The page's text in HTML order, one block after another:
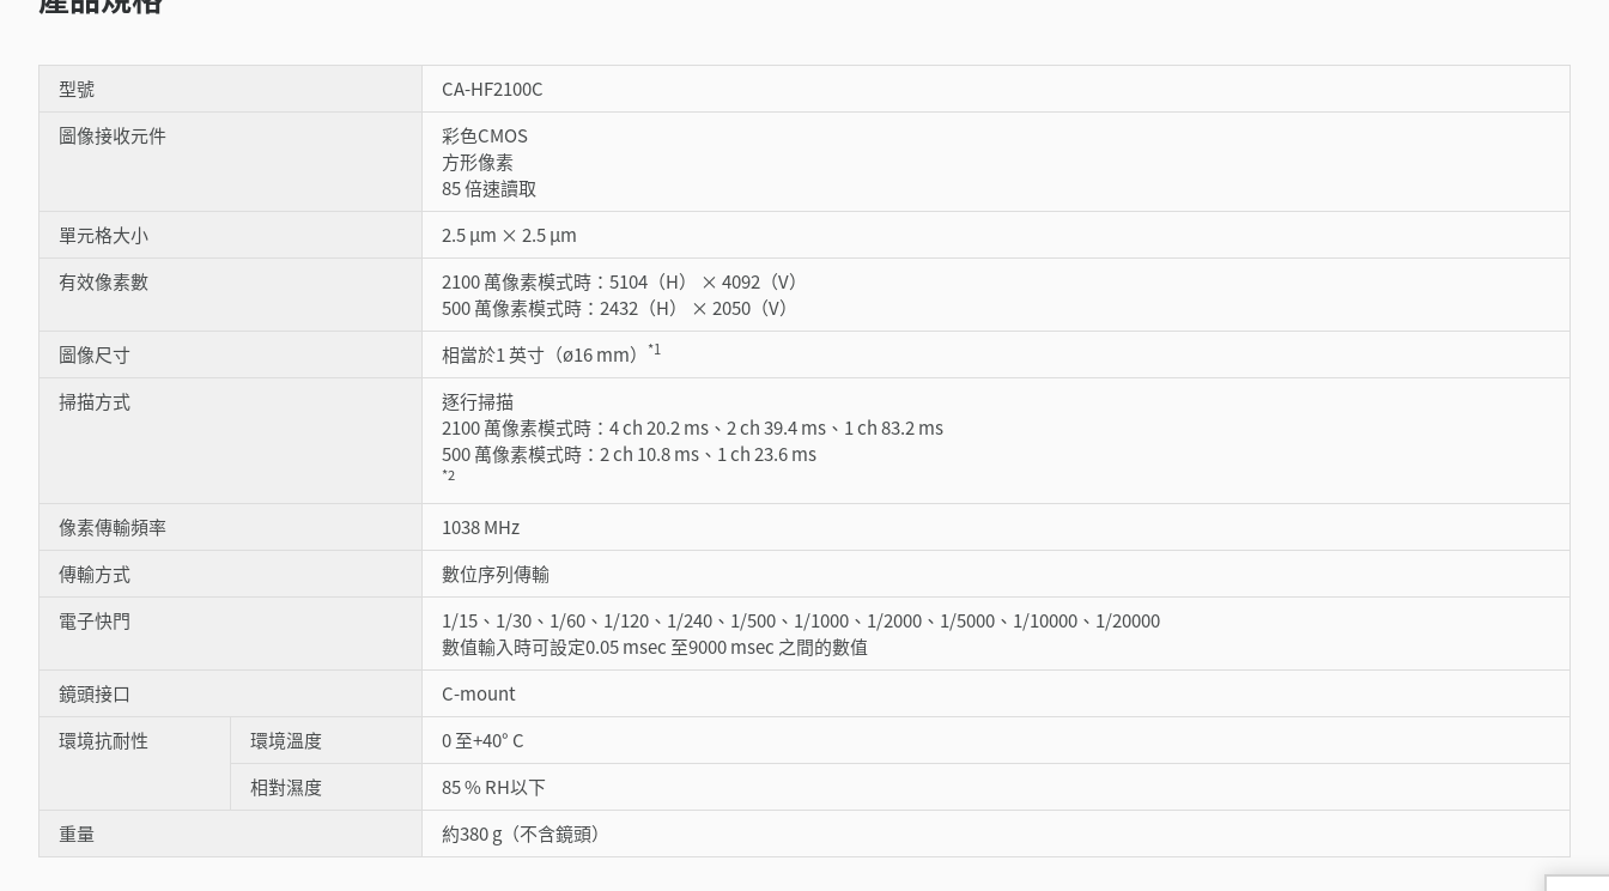
型號
CA-HF2100C
圖像接收元件
彩色CMOS
方形像素
85 倍速讀取
單元格大小
2.5 μm × 2.5 μm
有效像素數
2100 萬像素模式時：5104（H） × 4092（V）
500 萬像素模式時：2432（H） × 2050（V）
圖像尺寸
相當於1 英寸（ø16 mm） *1
掃描方式
逐行掃描
2100 萬像素模式時：4 ch 20.2 ms、2 ch 39.4 ms、1 ch 83.2 ms
500 萬像素模式時：2 ch 10.8 ms、1 ch 23.6 ms
*2
像素傳輸頻率
1038 MHz
傳輸方式
數位序列傳輸
電子快門
1/15、1/30、1/60、1/120、1/240、1/500、1/1000、1/2000、1/5000、1/10000、1/20000
數值輸入時可設定0.05 msec 至9000 msec 之間的數值
鏡頭接口
C-mount
環境抗耐性
環境溫度
0 至+40° C
相對濕度
85 % RH以下
重量
約380 g（不含鏡頭）